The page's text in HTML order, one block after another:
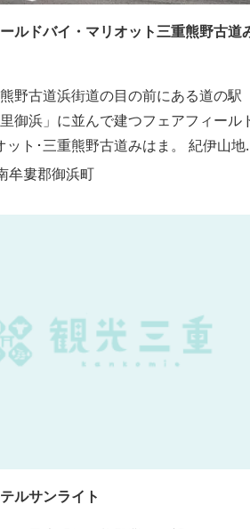
ルドバイ・マリオット三重熊野古道
野古道浜街道の目の前にある道の駅
里御浜」に並んで建つフェアフィール
ット･三重熊野古道みはま。 紀伊山地
野灘を望み、渚百選に選ばれた七里御
しやすく、季節を通じて穫れる数々
牟婁郡御浜町
ルサンライト